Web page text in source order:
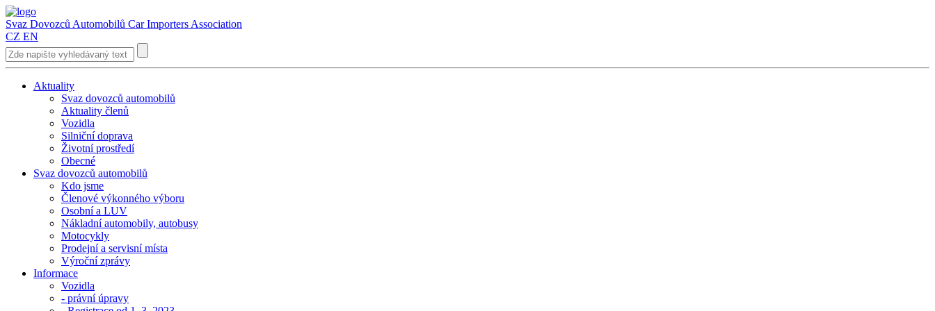
Svaz Dovozců Automobilů Car Importers Association
CZ EN
Aktuality
Svaz dovozců automobilů
Aktuality členů
Vozidla
Silniční doprava
Životní prostředí
Obecné
Svaz dovozců automobilů
Kdo jsme
Členové výkonného výboru
Osobní a LUV
Nákladní automobily, autobusy
Motocykly
Prodejní a servisní místa
Výroční zprávy
Informace
Vozidla
- právní úpravy